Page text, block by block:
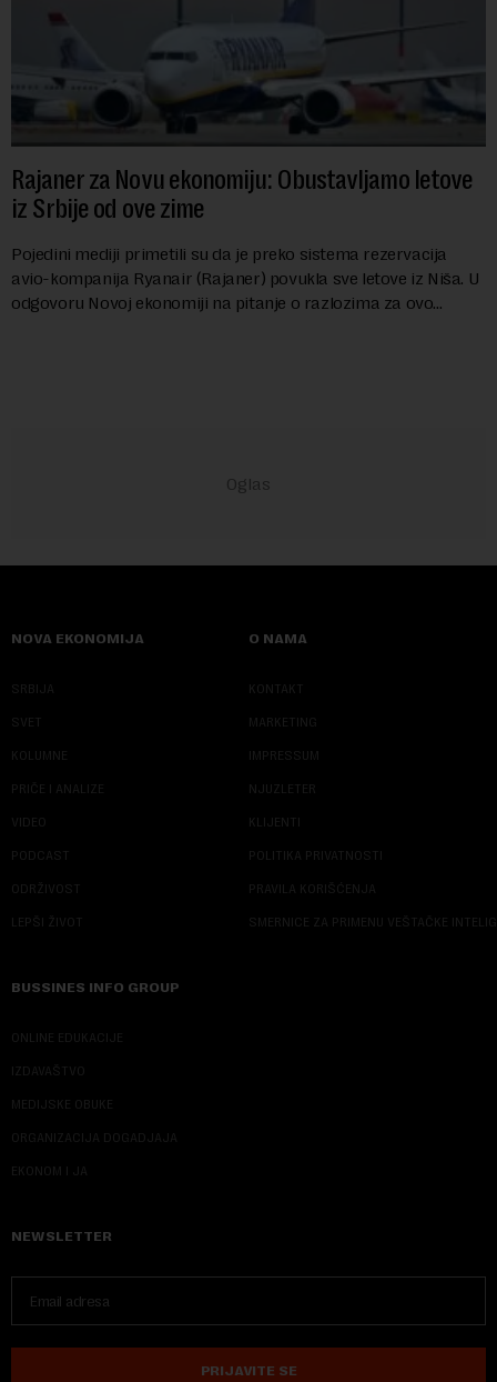
Rajaner za Novu ekonomiju: Obustavljamo letove
iz Srbije od ove zime
Pojedini mediji primetili su da je preko sistema rezervacija
avio-kompanija Ryanair (Rajaner) povukla sve letove iz Niša. U
odgovoru Novoj ekonomiji na pitanje o razlozima za ovo
NOVA EKONOMIJA
SRBIJA
SVET
KOLUMNE
PRIČE I ANALIZE
VIDEO
PODCAST
ODRŽIVOST
LEPŠI ŽIVOT
O NAMA
KONTAKT
MARKETING
IMPRESSUM
NJUZLETER
KLIJENTI
POLITIKA PRIVATNOSTI
PRAVILA KORIŠĆENJA
SMERNICE ZA PRIMENU VEŠTAČKE
BUSSINES INFO GROUP
ONLINE EDUKACIJE
IZDAVAŠTVO
MEDIJSKE OBUKE
ORGANIZACIJA DOGADJAJA
EKONOM I JA
NEWSLETTER
PRIJAVITE SE